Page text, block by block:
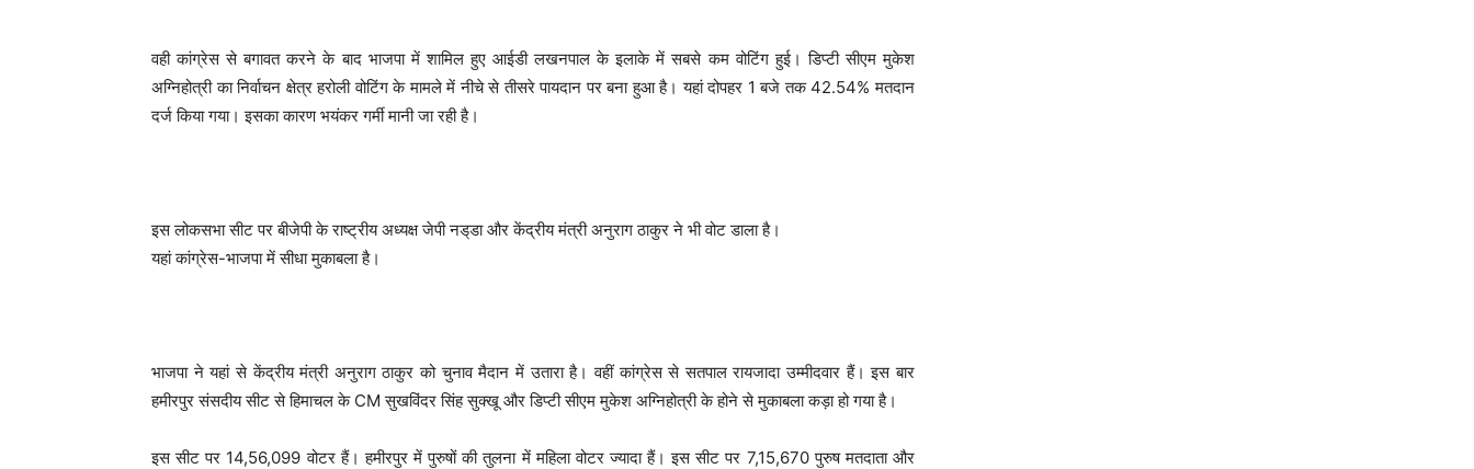
वही कांग्रेस से बगावत करने के बाद भाजपा में शामिल हुए आईडी लखनपाल के इलाके में सबसे कम वोटिंग हुई। डिप्टी सीएम मुकेश
अग्निहोत्री का निर्वाचन क्षेत्र हरोली वोटिंग के मामले में नीचे से तीसरे पायदान पर बना हुआ है। यहां दोपहर 1 बजे तक 42.54% मतदान
दर्ज किया गया। इसका कारण भयंकर गर्मी मानी जा रही है।
इस लोकसभा सीट पर बीजेपी के राष्ट्रीय अध्यक्ष जेपी नड्‌डा और केंद्रीय मंत्री अनुराग ठाकुर ने भी वोट डाला है।
यहां कांग्रेस-भाजपा में सीधा मुकाबला है।
भाजपा ने यहां से केंद्रीय मंत्री अनुराग ठाकुर को चुनाव मैदान में उतारा है। वहीं कांग्रेस से सतपाल रायजादा उम्मीदवार हैं। इस बार
हमीरपुर संसदीय सीट से हिमाचल के CM सुखविंदर सिंह सुक्खू और डिप्टी सीएम मुकेश अग्निहोत्री के होने से मुकाबला कड़ा हो गया है।
इस सीट पर 14,56,099 वोटर हैं। हमीरपुर में पुरुषों की तुलना में महिला वोटर ज्यादा हैं। इस सीट पर 7,15,670 पुरुष मतदाता और